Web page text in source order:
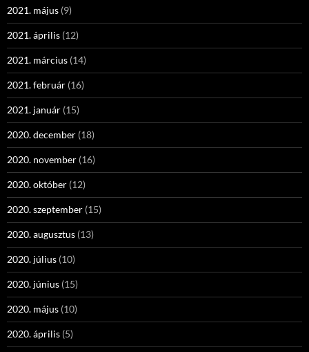
2021. május (9)
2021. április (12)
2021. március (14)
2021. február (16)
2021. január (15)
2020. december (18)
2020. november (16)
2020. október (12)
2020. szeptember (15)
2020. augusztus (13)
2020. július (10)
2020. június (15)
2020. május (10)
2020. április (5)